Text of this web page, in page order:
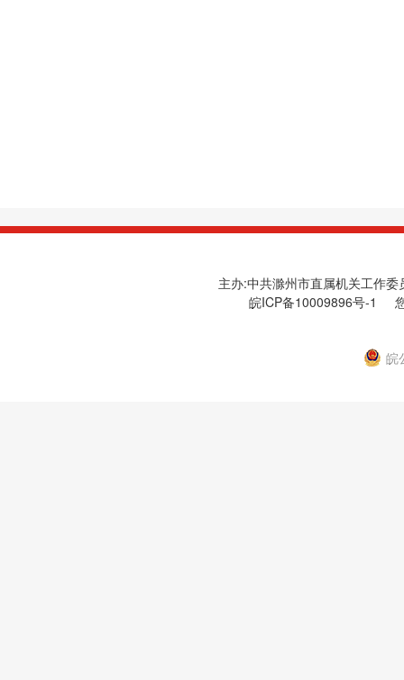
主办:中共滁州市直属机关工作
皖ICP备10009896号-1
您
皖